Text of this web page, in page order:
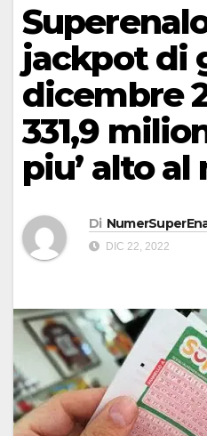
jackpot di
dicembre
331,9
piu’ alto
Di
DIC 22, 2022